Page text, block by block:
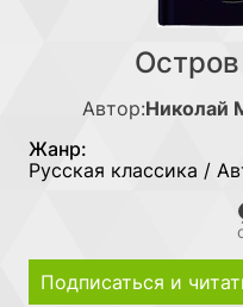
Автор:Николай
Жанр:
Русская классика /
Подписаться и